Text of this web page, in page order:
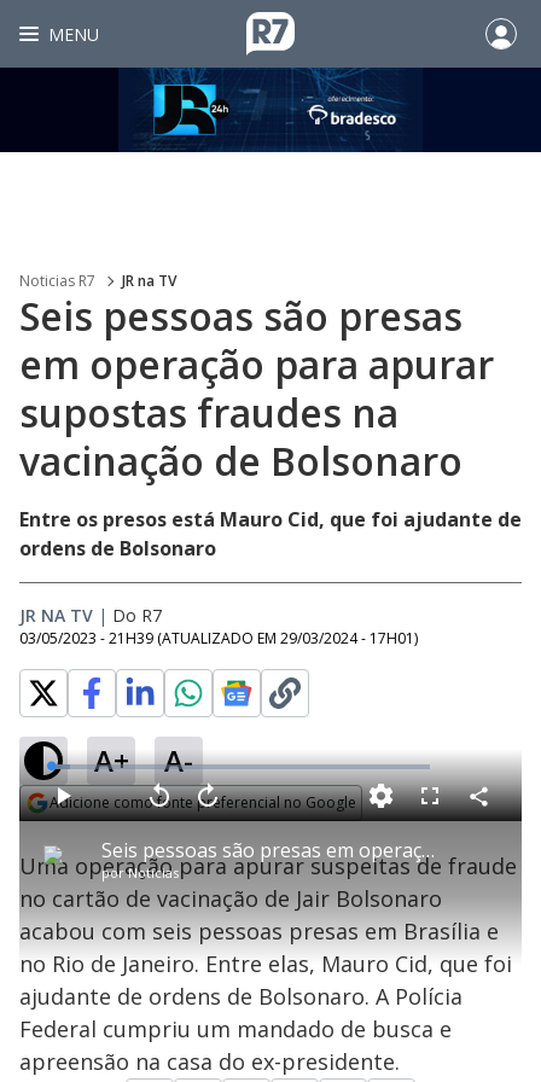
MENU
Noticias R7 JR na TV
Seis pessoas são presas
em operação para apurar
supostas fraudes na
vacinação de Bolsonaro
Entre os presos está Mauro Cid, que foi ajudante de
ordens de Bolsonaro
JR NA TV | Do R7
03/05/2023 - 21H39 (ATUALIZADO EM 29/03/2024 - 17H01)
A+ A-
Adicione como fonte preferencial no Google
P
l
a
Seis pessoas são presas em operação para apurar supostas fraudes na vacinação de Bolsonaro
porNotícias
P V
t
a
r
0
e
g
n
d
s
A
n
ç
a
1
s
e
g
o
s
L
o
a
d
e
5
.
1
7
%
F
l
s
c
e
n
C
o
a
r
a
Uma operação para apurar suspeitas de fraude
no cartão de vacinação de Jair Bolsonaro
acabou com seis pessoas presas em Brasília e
no Rio de Janeiro. Entre elas, Mauro Cid, que foi
ajudante de ordens de Bolsonaro. A Polícia
Federal cumpriu um mandado de busca e
apreensão na casa do ex-presidente.